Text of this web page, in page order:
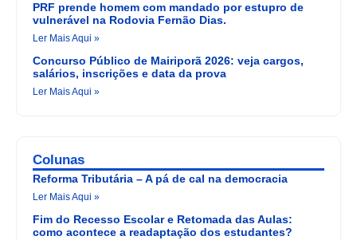
PRF prende homem com mandado por estupro de
vulnerável na Rodovia Fernão Dias.
Ler Mais Aqui »
Concurso Público de Mairiporã 2026: veja cargos,
salários, inscrições e data da prova
Ler Mais Aqui »
Colunas
Reforma Tributária – A pá de cal na democracia
Ler Mais Aqui »
Fim do Recesso Escolar e Retomada das Aulas:
como acontece a readaptação dos estudantes?